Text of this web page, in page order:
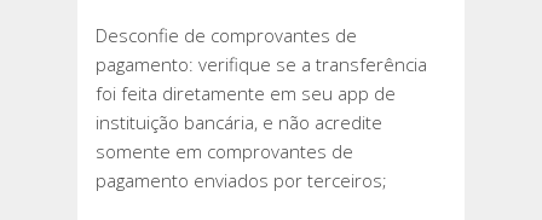
Desconfie de comprovantes de
pagamento: verifique se a transferência
foi feita diretamente em seu app de
instituição bancária, e não acredite
somente em comprovantes de
pagamento enviados por terceiros;